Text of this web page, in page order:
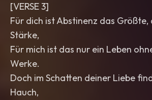
[VERSE 3]
Für dich ist Abstinenz das Größte,
Stärke,
Für mich ist das nur ein Leben
Werke.
Doch im Schatten deiner Liebe
Hauch,